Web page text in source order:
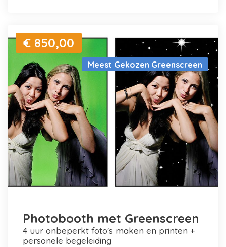
Meest Gekozen Greenscreen
€ 850,00
Photobooth met Greenscreen
4 uur onbeperkt foto's maken en printen +
personele begeleiding